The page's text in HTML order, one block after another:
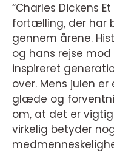
“Charles Dickens
fortælling, der har
gennem årene.
og hans rejse
inspireret
over. Mens julen
glæde og
om, at det er
virkelig betyder